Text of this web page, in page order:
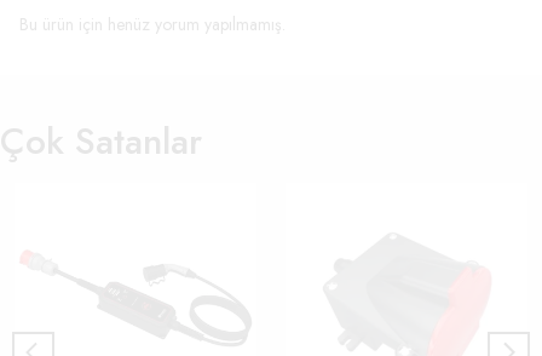
Bu ürün için henüz yorum yapılmamış.
Çok Satanlar